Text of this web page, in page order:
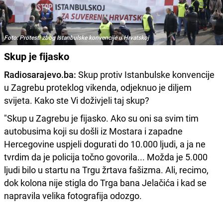
Foto: Protesti zbog Istanbulske konvencije u Hrvatskoj
Skup je fijasko
Radiosarajevo.ba: Skup protiv Istanbulske konvencije
u Zagrebu proteklog vikenda, odjeknuo je diljem
svijeta. Kako ste Vi doživjeli taj skup?
"Skup u Zagrebu je fijasko. Ako su oni sa svim tim
autobusima koji su došli iz Mostara i zapadne
Hercegovine uspjeli dogurati do 10.000 ljudi, a ja ne
tvrdim da je policija točno govorila... Možda je 5.000
ljudi bilo u startu na Trgu žrtava fašizma. Ali, recimo,
dok kolona nije stigla do Trga bana Jelačića i kad se
napravila velika fotografija odozgo.